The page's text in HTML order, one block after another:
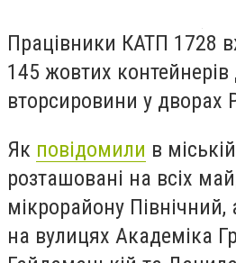
Працівники КАТП 1728
145 жовтих контейнерів
вторсировини у дворах
Як повідомили в
розташовані на всіх
мікрорайону
на вулицях Академіка